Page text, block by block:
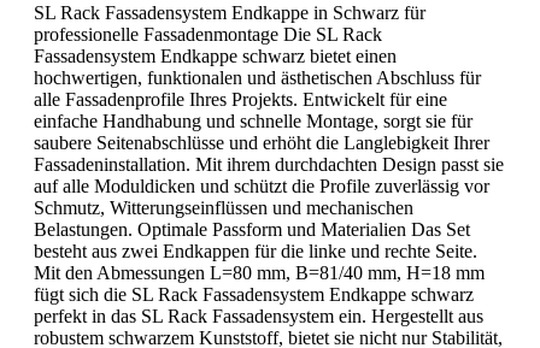
SL Rack Fassadensystem Endkappe in Schwarz für
professionelle Fassadenmontage Die SL Rack
Fassadensystem Endkappe schwarz bietet einen
hochwertigen, funktionalen und ästhetischen Abschluss für
alle Fassadenprofile Ihres Projekts. Entwickelt für eine
einfache Handhabung und schnelle Montage, sorgt sie für
saubere Seitenabschlüsse und erhöht die Langlebigkeit Ihrer
Fassadeninstallation. Mit ihrem durchdachten Design passt sie
auf alle Moduldicken und schützt die Profile zuverlässig vor
Schmutz, Witterungseinflüssen und mechanischen
Belastungen. Optimale Passform und Materialien Das Set
besteht aus zwei Endkappen für die linke und rechte Seite.
Mit den Abmessungen L=80 mm, B=81/40 mm, H=18 mm
fügt sich die SL Rack Fassadensystem Endkappe schwarz
perfekt in das SL Rack Fassadensystem ein. Hergestellt aus
robustem schwarzem Kunststoff, bietet sie nicht nur Stabilität,